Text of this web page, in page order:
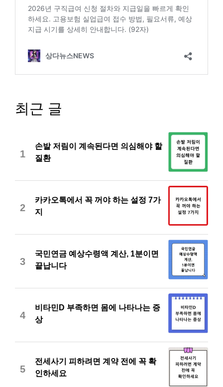
최근 글
1
손발 저림이 계속된다면 의심해야 할
질환
2
카카오톡에서 꼭 꺼야 하는 설정 7가
지
3
국민연금 예상수령액 계산, 1분이면
끝납니다
4
비타민D 부족하면 몸에 나타나는 증
상
5
전세사기 피하려면 계약 전에 꼭 확
인하세요